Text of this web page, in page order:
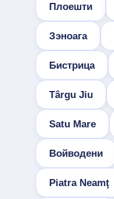
Плоешти
Зэноага
Бистрица
Târgu Jiu
Satu Mare
Войводени
Piatra Neamţ